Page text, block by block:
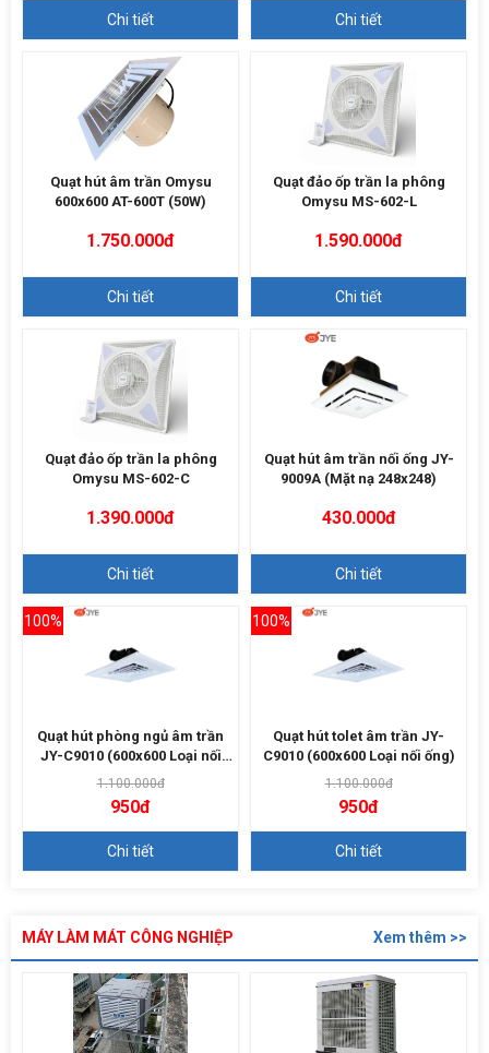
Chi tiết Chi tiết
Quạt hút âm trần Omysu
600x600 AT-600T (50W)
1.750.000đ
Chi tiết
Quạt đảo ốp trần la phông
Omysu MS-602-L
1.590.000đ
Chi tiết
Quạt đảo ốp trần la phông
Omysu MS-602-C
1.390.000đ
Chi tiết
Quạt hút âm trần nối ống JY-
9009A (Mặt nạ 248x248)
430.000đ
Chi tiết
100%
Quạt hút phòng ngủ âm trần
JY-C9010 (600x600 Loại nối
ống)
1.100.000đ
950đ
Chi tiết
100%
Quạt hút tolet âm trần JY-
C9010 (600x600 Loại nối ống)
1.100.000đ
950đ
Chi tiết
MÁY LÀM MÁT CÔNG NGHIỆP Xem thêm >>